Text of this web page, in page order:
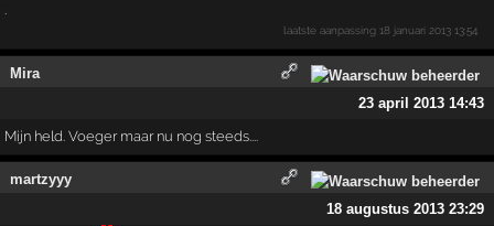
.
laatste aanpassing18 januari 2013 13:54
Mira
23 april 2013 14:43
Mijn held. Voeger maar nu nog steeds....
martzyyy
18 augustus 2013 23:29